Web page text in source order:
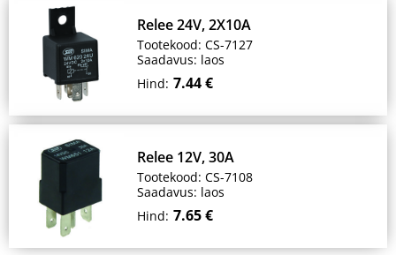
Relee 24V, 2X10A
Tootekood: CS-7127
Saadavus: laos
Hind: 7.44 €
Relee 12V, 30A
Tootekood: CS-7108
Saadavus: laos
Hind: 7.65 €